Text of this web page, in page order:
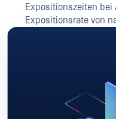
Expositionszeiten
Expositionsrate von